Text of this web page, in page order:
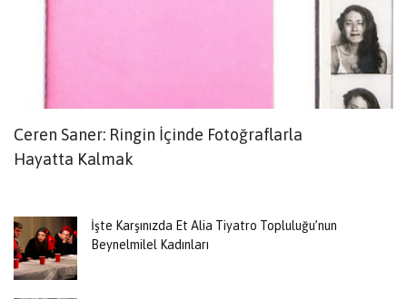
Ceren Saner: Ringin İçinde Fotoğraflarla
Hayatta Kalmak
İşte Karşınızda Et Alia Tiyatro Topluluğu’nun
Beynelmilel Kadınları